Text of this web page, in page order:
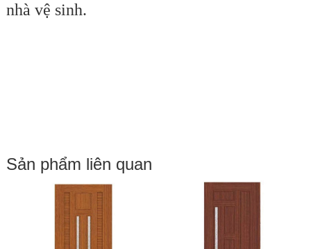
nhà vệ sinh.
Sản phẩm liên quan